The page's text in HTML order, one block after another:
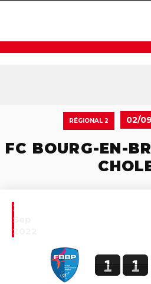
RÉGIONAL 2 02/
FC BOURG-EN-
2
Sep
2022
1 1
Emplacement du match :